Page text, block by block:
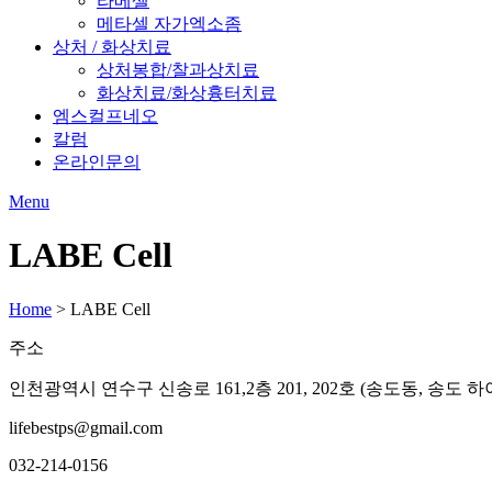
메타셀 자가엑소좀
상처 / 화상치료
상처봉합/찰과상치료
화상치료/화상흉터치료
엠스컬프네오
칼럼
온라인문의
Menu
LABE Cell
Home > LABE Cell
주소
인천광역시 연수구 신송로 161,2층 201, 202호 (송도동, 송도 하
lifebestps@gmail.com
032-214-0156